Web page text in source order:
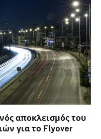
αποκλεισμός του
για το Flyover